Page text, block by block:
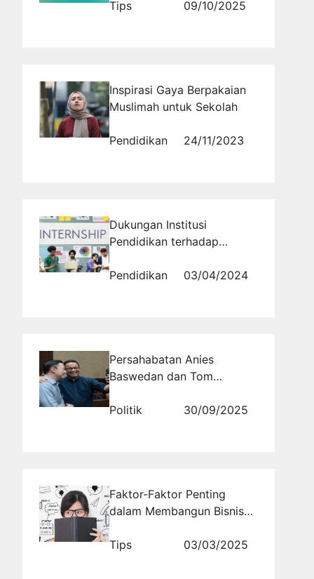
Tips
09/10/2025
Inspirasi Gaya Berpakaian
Muslimah untuk Sekolah
Pendidikan 24/11/2023
Dukungan Institusi
Pendidikan terhadap
Mahasiswa: Menyongsong
Pendidikan 03/04/2024
Persahabatan Anies
Baswedan dan Tom
Publik
Politik 30/09/2025
Faktor-Faktor Penting
dalam Membangun Bisnis
Tips
03/03/2025